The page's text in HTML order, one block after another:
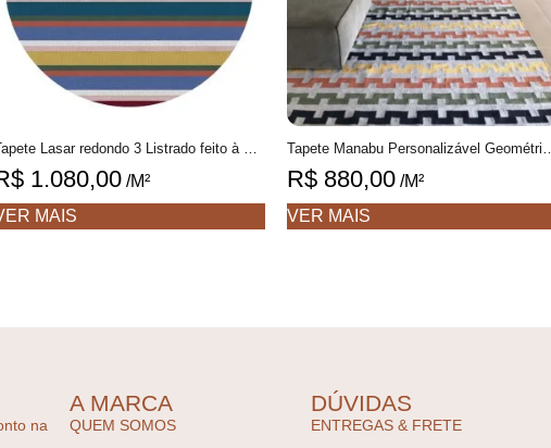
1.080,00 /M²
MAIS
R$ 880,00 /M²
VER MAIS
na
A MARCA
QUEM SOMOS
DÚVIDAS
ENTREGAS & FRETE